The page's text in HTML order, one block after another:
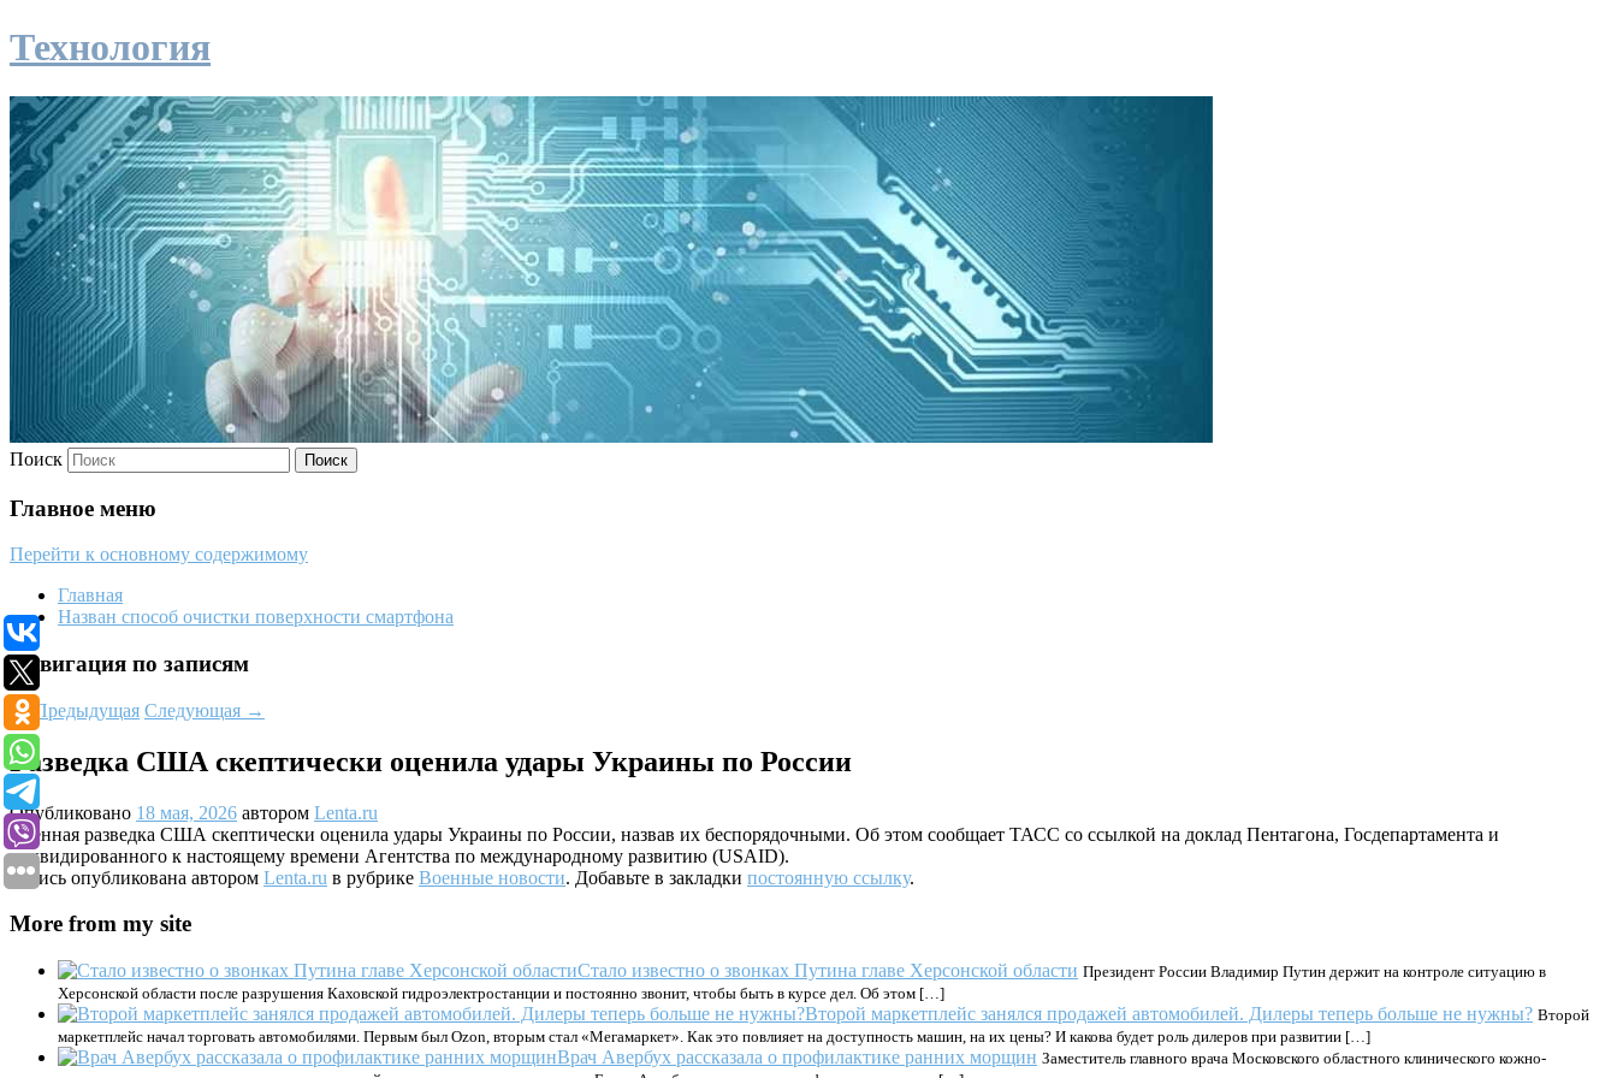
Технология
Поиск
Главное меню
Перейти к основному содержимому
Главная
Назван способ очистки поверхности смартфона
Навигация по записям
←Предыдущая Следующая →
Разведка США скептически оценила удары Украины по России
Опубликовано 18 мая, 2026 автором Lenta.ru
Военная разведка США скептически оценила удары Украины по России, назвав их беспорядочными. Об этом сообщает ТАСС со ссылкой на доклад Пентагона, Госдепартамента и
ликвидированного к настоящему времени Агентства по международному развитию (USAID).
Запись опубликована автором Lenta.ru в рубрике Военные новости. Добавьте в закладки постоянную ссылку.
More from my site
Стало известно о звонках Путина главе Херсонской области Президент России Владимир Путин держит на контроле ситуацию в
Херсонской области после разрушения Каховской гидроэлектростанции и постоянно звонит, чтобы быть в курсе дел. Об этом […]
Второй маркетплейс занялся продажей автомобилей. Дилеры теперь больше не нужны? Второй
маркетплейс начал торговать автомобилями. Первым был Ozon, вторым стал «Мегамаркет». Как это повлияет на доступность машин, на их цены? И какова будет роль дилеров при развитии […]
Врач Авербух рассказала о профилактике ранних морщин Заместитель главного врача Московского областного клинического кожно-